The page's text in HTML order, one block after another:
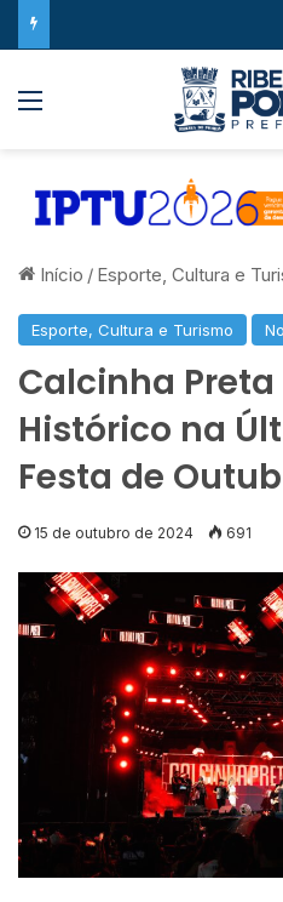
Menu
Início / Esporte, Cultura e
Esporte, Cultura e Turismo
Calcinha Preta
Histórico na
Festa de
15 de outubro de 2024 691